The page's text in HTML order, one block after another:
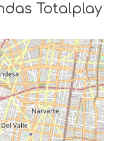
Totalplay